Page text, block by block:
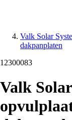
Valk Solar
dakpanplaten
12300083
Valk